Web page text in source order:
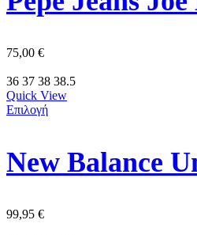
75,00 €
36 37 38 38.5
Quick View
Επιλογή
99,95 €